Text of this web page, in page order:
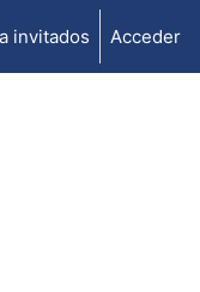
invitados Acceder